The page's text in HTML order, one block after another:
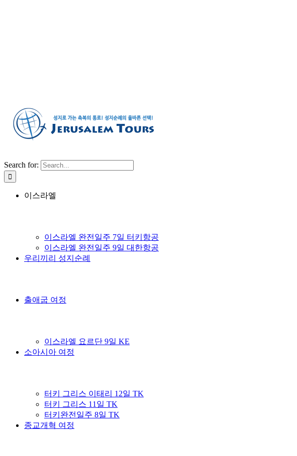
Search for:
이스라엘
이스라엘 완전일주 7일 터키항공
이스라엘 완전일주 9일 대한항공
우리끼리 성지순례
출애굽 여정
이스라엘 요르단 9일 KE
소아시아 여정
터키 그리스 이태리 12일 TK
터키 그리스 11일 TK
터키완전일주 8일 TK
종교개혁 여정